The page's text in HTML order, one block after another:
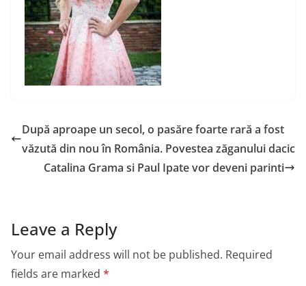
După aproape un secol, o pasăre foarte rară a fost
văzută din nou în România. Povestea zăganului dacic
Catalina Grama si Paul Ipate vor deveni parinti
Leave a Reply
Your email address will not be published. Required
fields are marked *